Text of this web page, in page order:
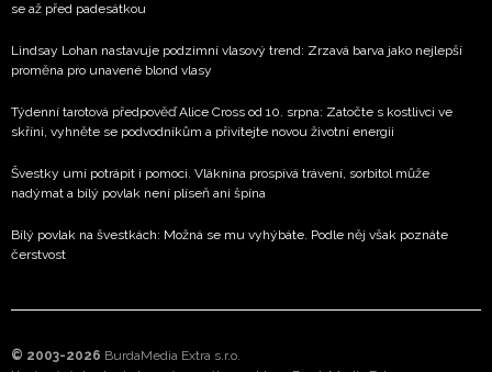
se až před padesátkou
Lindsay Lohan nastavuje podzimní vlasový trend: Zrzavá barva jako nejlepší
proměna pro unavené blond vlasy
Týdenní tarotová předpověď Alice Cross od 10. srpna: Zatočte s kostlivci ve
skříni, vyhněte se podvodníkům a přivítejte novou životní energii
Švestky umí potrápit i pomoci. Vláknina prospívá trávení, sorbitol může
nadýmat a bílý povlak není plíseň ani špína
Bílý povlak na švestkách: Možná se mu vyhýbáte. Podle něj však poznáte
čerstvost
© 2003-2026 BurdaMedia Extra s.r.o.